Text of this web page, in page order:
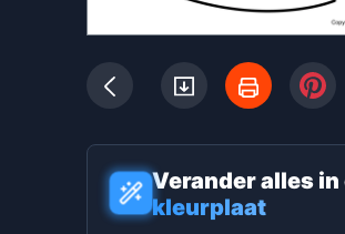
Verander alles in
kleurplaat